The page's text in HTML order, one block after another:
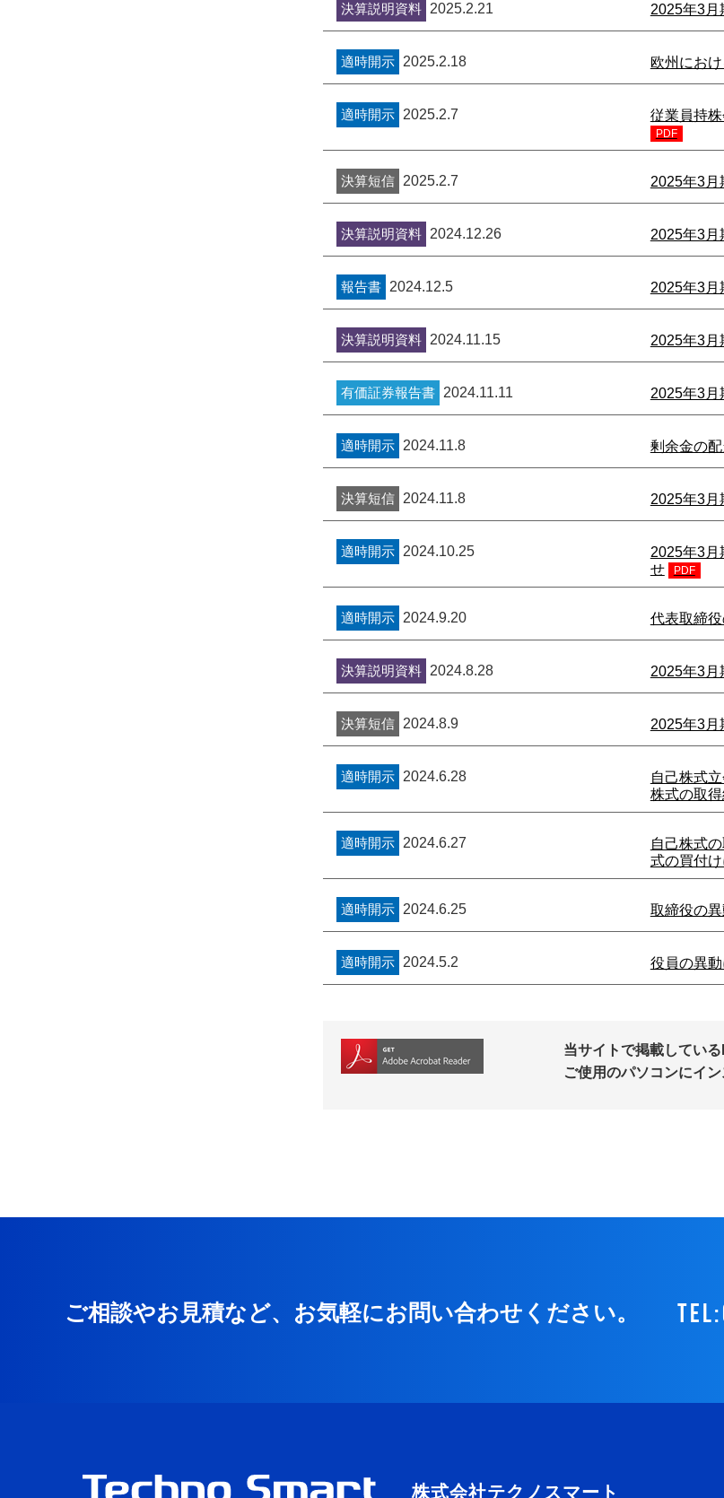
決算説明資料 2025.2.21 2025年3月
適時開示 2025.2.18 欧州にお
適時開示 2025.2.7 従業員持
PDF
決算短信 2025.2.7 2025年3月
決算説明資料 2024.12.26 2025年3月
報告書 2024.12.5 2025年3月
決算説明資料 2024.11.15 2025年3月
有価証券報告書 2024.11.11 2025年3月
適時開示 2024.11.8 剰余金の
決算短信 2024.11.8 2025年3月
適時開示 2024.10.25
2025年3月
せ
PDF
適時開示 2024.9.20 代表取締
決算説明資料 2024.8.28 2025年3月
決算短信 2024.8.9 2025年3月
適時開示 2024.6.28
自己株式
株式の取
適時開示 2024.6.27
自己株式
式の買付
適時開示 2024.6.25 取締役の
適時開示 2024.5.2 役員の異
当サイトで掲載してい
ご使用のパソコンにイ
ご相談やお見積など、お気軽にお問い合わせください。